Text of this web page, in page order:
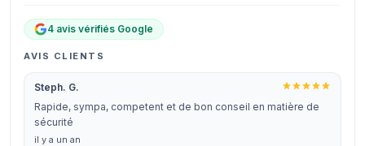
4 avis vérifiés Google
AVIS CLIENTS
Steph. G.
Rapide, sympa, competent et de bon conseil en matière de
sécurité
il y a un an